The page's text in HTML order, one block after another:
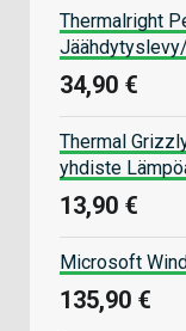
Thermalright
34,90 €
Thermal
yhdiste
13,90 €
Microsoft
135,90 €